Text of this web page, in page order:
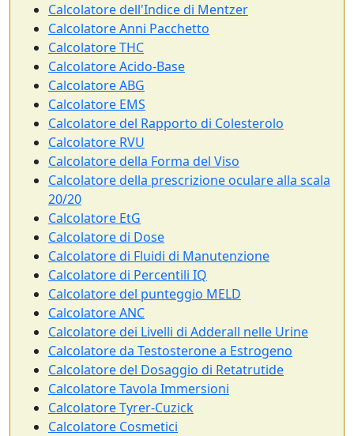
Calcolatore dell'Indice di Mentzer
Calcolatore Anni Pacchetto
Calcolatore THC
Calcolatore Acido-Base
Calcolatore ABG
Calcolatore EMS
Calcolatore del Rapporto di Colesterolo
Calcolatore RVU
Calcolatore della Forma del Viso
Calcolatore della prescrizione oculare alla scala
20/20
Calcolatore EtG
Calcolatore di Dose
Calcolatore di Fluidi di Manutenzione
Calcolatore di Percentili IQ
Calcolatore del punteggio MELD
Calcolatore ANC
Calcolatore dei Livelli di Adderall nelle Urine
Calcolatore da Testosterone a Estrogeno
Calcolatore del Dosaggio di Retatrutide
Calcolatore Tavola Immersioni
Calcolatore Tyrer-Cuzick
Calcolatore Cosmetici